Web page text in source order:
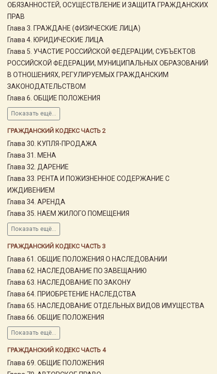
ОБЯЗАННОСТЕЙ, ОСУЩЕСТВЛЕНИЕ И ЗАЩИТА ГРАЖДАНСКИХ
ПРАВ
Глава 3. ГРАЖДАНЕ (ФИЗИЧЕСКИЕ ЛИЦА)
Глава 4. ЮРИДИЧЕСКИЕ ЛИЦА
Глава 5. УЧАСТИЕ РОССИЙСКОЙ ФЕДЕРАЦИИ, СУБЪЕКТОВ
РОССИЙСКОЙ ФЕДЕРАЦИИ, МУНИЦИПАЛЬНЫХ ОБРАЗОВАНИЙ
В ОТНОШЕНИЯХ, РЕГУЛИРУЕМЫХ ГРАЖДАНСКИМ
ЗАКОНОДАТЕЛЬСТВОМ
Глава 6. ОБЩИЕ ПОЛОЖЕНИЯ
Показать ещё...
ГРАЖДАНСКИЙ КОДЕКС ЧАСТЬ 2
Глава 30. КУПЛЯ-ПРОДАЖА
Глава 31. МЕНА
Глава 32. ДАРЕНИЕ
Глава 33. РЕНТА И ПОЖИЗНЕННОЕ СОДЕРЖАНИЕ С
ИЖДИВЕНИЕМ
Глава 34. АРЕНДА
Глава 35. НАЕМ ЖИЛОГО ПОМЕЩЕНИЯ
Показать ещё...
ГРАЖДАНСКИЙ КОДЕКС ЧАСТЬ 3
Глава 61. ОБЩИЕ ПОЛОЖЕНИЯ О НАСЛЕДОВАНИИ
Глава 62. НАСЛЕДОВАНИЕ ПО ЗАВЕЩАНИЮ
Глава 63. НАСЛЕДОВАНИЕ ПО ЗАКОНУ
Глава 64. ПРИОБРЕТЕНИЕ НАСЛЕДСТВА
Глава 65. НАСЛЕДОВАНИЕ ОТДЕЛЬНЫХ ВИДОВ ИМУЩЕСТВА
Глава 66. ОБЩИЕ ПОЛОЖЕНИЯ
Показать ещё...
ГРАЖДАНСКИЙ КОДЕКС ЧАСТЬ 4
Глава 69. ОБЩИЕ ПОЛОЖЕНИЯ